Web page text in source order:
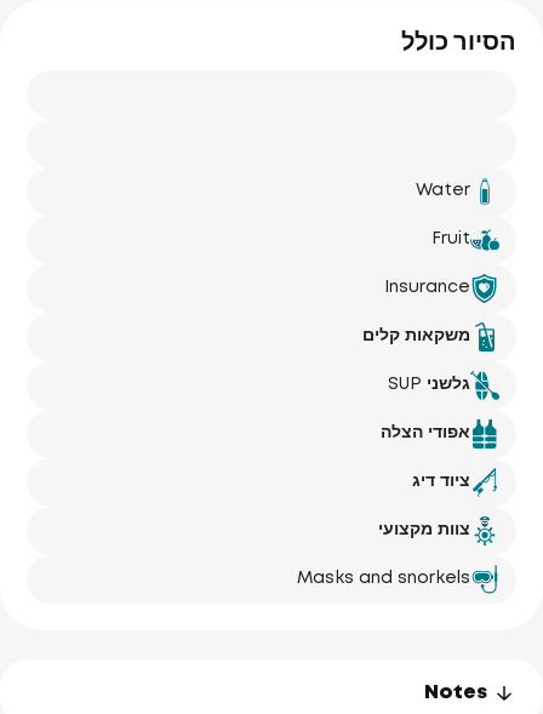
הסיור כולל
Water
Fruit
Insurance
משקאות קלים
גלשני SUP
אפודי הצלה
ציוד דיג
צוות מקצועי
Masks and snorkels
Notes